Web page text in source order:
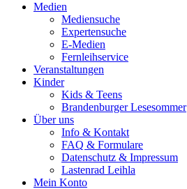
Medien
Mediensuche
Expertensuche
E-Medien
Fernleihservice
Veranstaltungen
Kinder
Kids & Teens
Brandenburger Lesesommer
Über uns
Info & Kontakt
FAQ & Formulare
Datenschutz & Impressum
Lastenrad Leihla
Mein Konto